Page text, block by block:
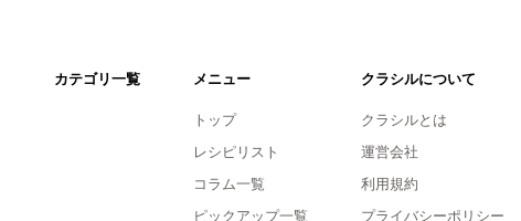
カテゴリ一覧 メニュー
トップ
レシピリスト
コラム一覧
ピックアップ一覧
クラシルについて
クラシルとは
運営会社
利用規約
プライバシーポリシー